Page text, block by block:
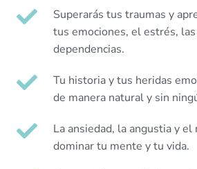
Superarás tus traumas y
tus emociones, el estrés,
dependencias.
Tu historia y tus heridas
de manera natural y sin
La ansiedad, la angustia y el
dominar tu mente y tu vida.